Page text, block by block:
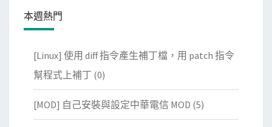
本週熱門
[Linux] 使用 diff 指令產生補丁檔，用 patch 指令
幫程式上補丁 (0)
[MOD] 自己安裝與設定中華電信 MOD (5)